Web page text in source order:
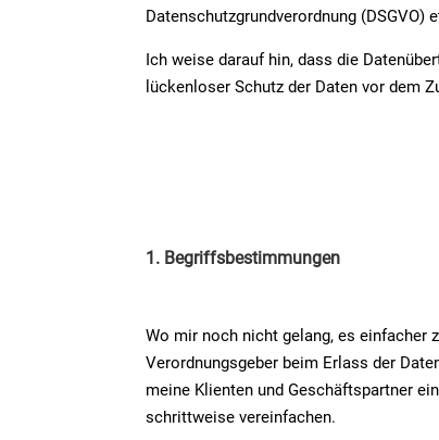
Datenschutzgrundverordnung (DSGVO)
Ich weise darauf hin, dass die
lückenloser Schutz der Daten vor dem
1. Begriffsbestimmungen
Wo mir noch nicht gelang, es einfacher
Verordnungsgeber beim Erlass der
meine Klienten und Geschäftspartner
schrittweise vereinfachen.